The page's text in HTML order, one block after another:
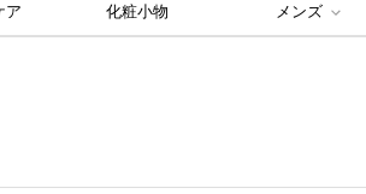
穴
ア 化粧小物 メンズ